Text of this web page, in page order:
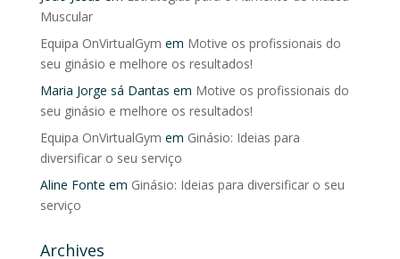
Muscular
Equipa OnVirtualGym em Motive os profissionais do
seu ginásio e melhore os resultados!
Maria Jorge sá Dantas em Motive os profissionais do
seu ginásio e melhore os resultados!
Equipa OnVirtualGym em Ginásio: Ideias para
diversificar o seu serviço
Aline Fonte em Ginásio: Ideias para diversificar o seu
serviço
Archives